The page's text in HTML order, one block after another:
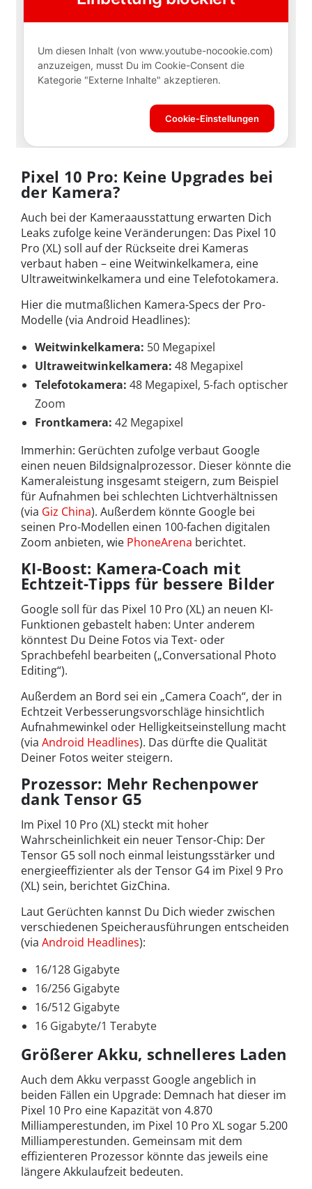
Pixel 10 Pro: Keine Upgrades bei
der Kamera?
Auch bei der Kameraausstattung erwarten Dich
Leaks zufolge keine Veränderungen: Das Pixel 10
Pro (XL) soll auf der Rückseite drei Kameras
verbaut haben – eine Weitwinkelkamera, eine
Ultraweitwinkelkamera und eine Telefotokamera.
Hier die mutmaßlichen Kamera-Specs der Pro-
Modelle (via Android Headlines):
Weitwinkelkamera: 50 Megapixel
Ultraweitwinkelkamera: 48 Megapixel
Telefotokamera: 48 Megapixel, 5-fach optischer
Zoom
Frontkamera: 42 Megapixel
Immerhin: Gerüchten zufolge verbaut Google
einen neuen Bildsignalprozessor. Dieser könnte die
Kameraleistung insgesamt steigern, zum Beispiel
für Aufnahmen bei schlechten Lichtverhältnissen
(via Giz China). Außerdem könnte Google bei
seinen Pro-Modellen einen 100-fachen digitalen
Zoom anbieten, wie PhoneArena berichtet.
KI-Boost: Kamera-Coach mit
Echtzeit-Tipps für bessere Bilder
Google soll für das Pixel 10 Pro (XL) an neuen KI-
Funktionen gebastelt haben: Unter anderem
könntest Du Deine Fotos via Text- oder
Sprachbefehl bearbeiten („Conversational Photo
Editing“).
Außerdem an Bord sei ein „Camera Coach“, der in
Echtzeit Verbesserungsvorschläge hinsichtlich
Aufnahmewinkel oder Helligkeitseinstellung macht
(via Android Headlines). Das dürfte die Qualität
Deiner Fotos weiter steigern.
Prozessor: Mehr Rechenpower
dank Tensor G5
Im Pixel 10 Pro (XL) steckt mit hoher
Wahrscheinlichkeit ein neuer Tensor-Chip: Der
Tensor G5 soll noch einmal leistungsstärker und
energieeffizienter als der Tensor G4 im Pixel 9 Pro
(XL) sein, berichtet GizChina.
Laut Gerüchten kannst Du Dich wieder zwischen
verschiedenen Speicherausführungen entscheiden
(via Android Headlines):
16/128 Gigabyte
16/256 Gigabyte
16/512 Gigabyte
16 Gigabyte/1 Terabyte
Größerer Akku, schnelleres Laden
Auch dem Akku verpasst Google angeblich in
beiden Fällen ein Upgrade: Demnach hat dieser im
Pixel 10 Pro eine Kapazität von 4.870
Milliamperestunden, im Pixel 10 Pro XL sogar 5.200
Milliamperestunden. Gemeinsam mit dem
effizienteren Prozessor könnte das jeweils eine
längere Akkulaufzeit bedeuten.